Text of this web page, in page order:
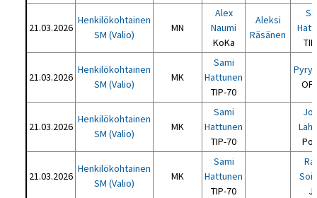
21.03.2026
Henkilökohtainen
SM (Valio)
MN
Alex
Naumi
KoKa
Aleksi
Räsänen
21.03.2026
Henkilökohtainen
SM (Valio)
MK
Sami
Hattunen
TIP-70
Pyry
21.03.2026
Henkilökohtainen
SM (Valio)
MK
Sami
Hattunen
TIP-70
21.03.2026
Henkilökohtainen
SM (Valio)
MK
Sami
Hattunen
TIP-70